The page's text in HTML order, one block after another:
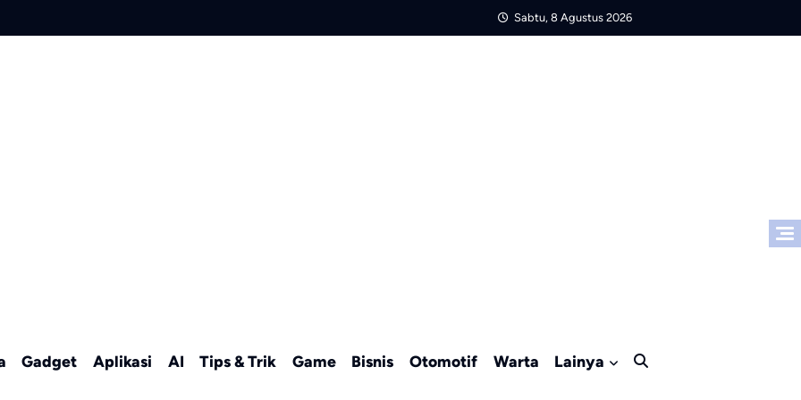
Sabtu, 8 Agustus 2026
Gadget Aplikasi AI Tips & Trik Game Bisnis Otomotif Warta Lainya